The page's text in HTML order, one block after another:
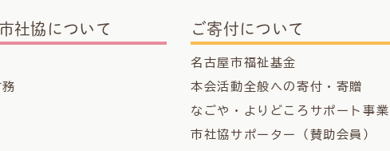
社協について ご寄付について
名古屋市福祉基金
本会活動全般への寄付・寄贈
なごや・よりどころサポート事業
市社協サポーター（賛助会員）